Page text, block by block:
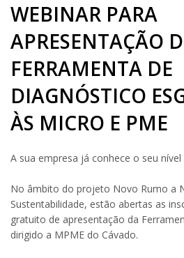
WEBINAR PARA
APRESENTAÇÃO
FERRAMENTA DE
DIAGNÓSTICO
ÀS MICRO E PME
A sua empresa já conhece o seu nível
No âmbito do projeto Novo Rumo a
Sustentabilidade, estão abertas as
gratuito de apresentação da
dirigido a MPME do Cávado.